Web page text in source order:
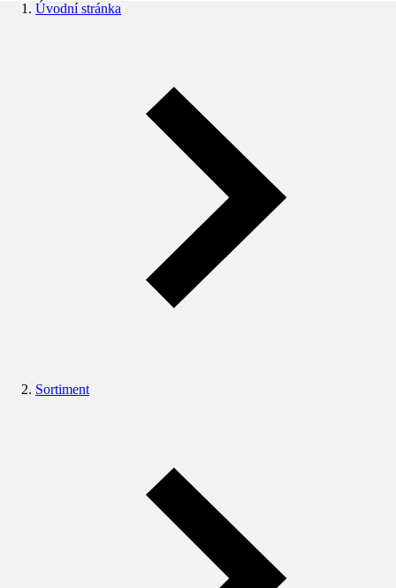
Úvodní stránka
Sortiment